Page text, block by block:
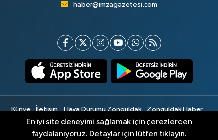
haber@imzagazetesi.com
Künye İletişim Hava Durumu Zonguldak
Zonguldak Haber
Gizlilik Sözleşmesi
Hizmet Şartları Sitemap
En iyi site deneyimi sağlamak için çerezlerden
faydalanıyoruz. Detaylar için lütfen tıklayın.